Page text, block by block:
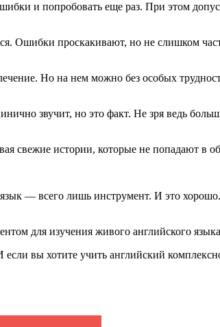
и попробовать еще раз. При этом
Ошибки проскакивают, но не слишком
Но на нем можно без особых
звучит, но это факт. Не зря ведь
свежие истории, которые не попадают в
— всего лишь инструмент. И это
для изучения живого английского
вы хотите учить английский